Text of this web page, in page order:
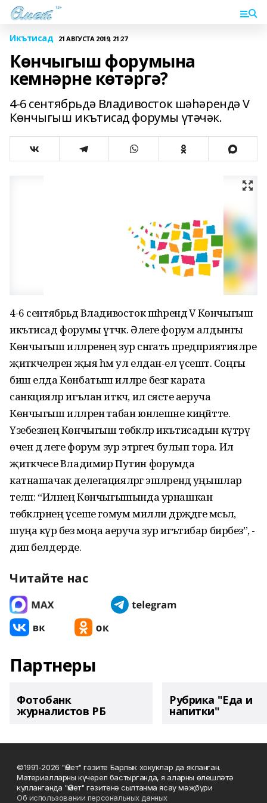
Икътисад 21 АВГУСТА 2019, 21:27
Көнчыгыш форумына
кемнәрне көтәргә?
4-6 сентябрьдә Владивосток шәһәрендә V
Көнчыгыш икътисад форумы үтәчәк.
4-6 сентябрьдә Владивосток шәһәрендә V Көнчыгыш
икътисад форумы үтәчәк. Әлеге форум алдынгы
Көнчыгыш илләренең зур сәнәгать предприятияләре
җитәкчеләрен җыя һәм ул елдан-ел үсештә. Соңгы
биш елда Көнбатыш илләре безгә карата
санкцияләр игълан иткәч, ил сәясәте аеруча
Көнчыгыш илләренә табан юнәлешне киңәйтте.
Үзебезнең Көнчыгыш төбәкләр икътисадын күтәрү
өчен дә әлеге форум зур этәргеч булып тора. Ил
җитәкчесе Владимир Путин форумда
катнашачак делегацияләргә эшләрендә уңышлар
теләп: “Илнең Көнчыгышында урнашкан
төбәкләрнең үсеше гомум милли дәрәҗәдәге мәсьәлә,
шуңа күрә без моңа аеруча зур игътибар бирәбез”, -
дип белдерде.
Читайте нас
Партнеры
Фотобанк
журналистов РБ
Рубрика "Еда и
напитки"
©1991-2026 "Өмет" гәзите Барлык хокуклар да якланган.
Материалларны күчереп бастырганда, я аларны өлешләтә
кулланганда "Өмет" гәзитенә сылтанма ясау мәҗбүри
Об использовании персональных данных